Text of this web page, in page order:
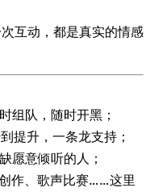
互动，都是真实的情感
组队，随时开黑；
提升，一条龙支持；
愿意倾听的人；
作、歌声比赛……这里